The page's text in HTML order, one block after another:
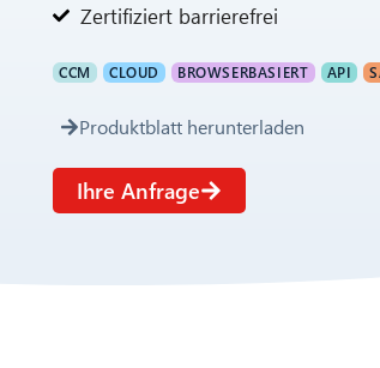
Zertifiziert barrierefrei
CCM CLOUD BROWSERBASIERT API
Produktblatt herunterladen
Ihre Anfrage